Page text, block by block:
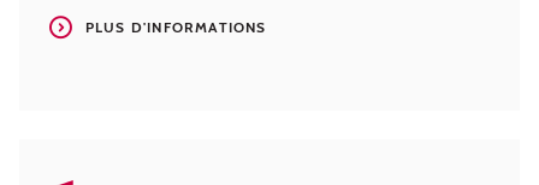
PLUS D'INFORMATIONS